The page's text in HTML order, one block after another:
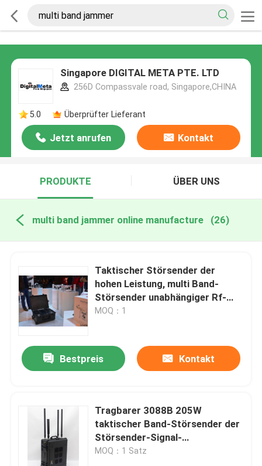
Singapore DIGITAL META PTE. LTD
256D Compassvale road, Singapore,CHINA
5.0 Überprüfter Lieferant
Jetzt anrufen Kontakt
PRODUKTE ÜBER UNS
multi band jammer online manufacture (26)
Taktischer Störsender der
hohen Leistung, multi Band-
Störsender unabhängiger Rf-
Schalter steuerte
MOQ：1
Bestpreis Kontakt
Tragbarer 3088B 205W
taktischer Band-Störsender der
Störsender-Signal-
Blocker-/Pelikan-Rechtssachen-
MOQ：1 Satz